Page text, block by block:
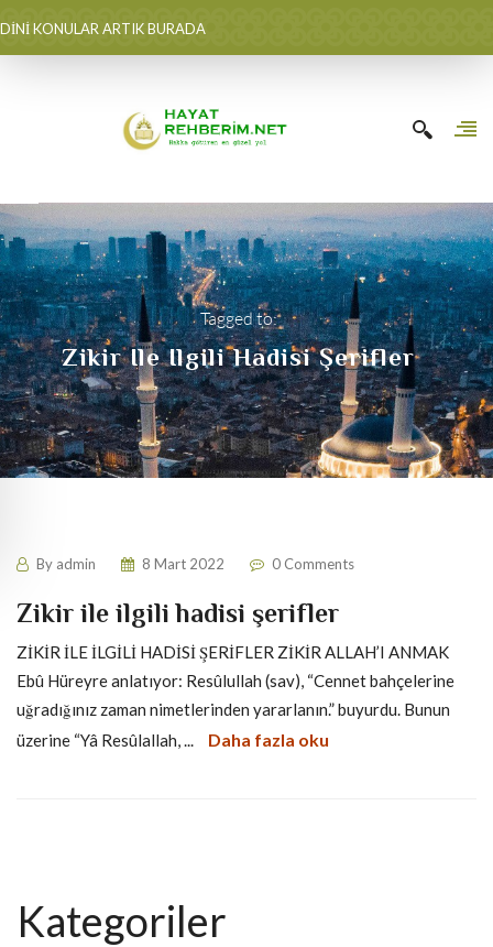
DİNİ KONULAR ARTIK BURADA
Tagged to:
Zikir Ile Ilgili Hadisi Şerifler
By admin 8 Mart 2022 0 Comments
Zikir ile ilgili hadisi şerifler
ZİKİR İLE İLGİLİ HADİSİ ŞERİFLER ZİKİR ALLAH’I ANMAK
Ebû Hüreyre anlatıyor: Resûlullah (sav), “Cennet bahçelerine
uğradığınız zaman nimetlerinden yararlanın.” buyurdu. Bunun
üzerine “Yâ Resûlallah, ...
Daha fazla oku
Kategoriler